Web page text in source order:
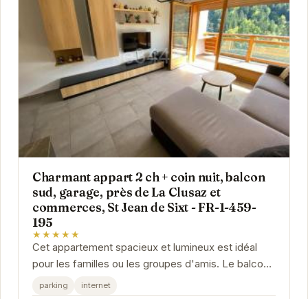
Charmant appart 2 ch + coin nuit, balcon
sud, garage, près de La Clusaz et
commerces, St Jean de Sixt - FR-1-459-
195
★★★★★
Cet appartement spacieux et lumineux est idéal
pour les familles ou les groupes d'amis. Le balcon
exposé sud offre une vue imprenable sur les...
parking internet